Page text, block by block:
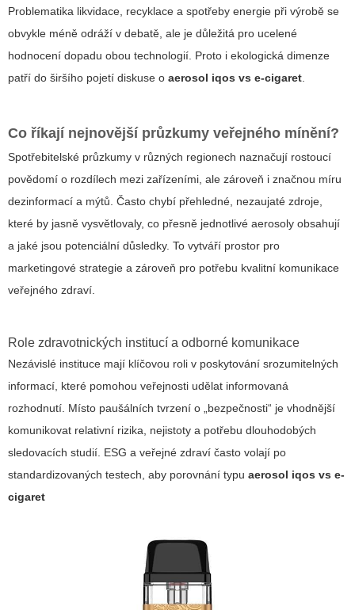
Problematika likvidace, recyklace a spotřeby energie při výrobě se
obvykle méně odráží v debatě, ale je důležitá pro ucelené
hodnocení dopadu obou technologií. Proto i ekologická dimenze
patří do širšího pojetí diskuse o aerosol iqos vs e-cigaret
Co říkají nejnovější průzkumy veřejného mínění?
Spotřebitelské průzkumy v různých regionech naznačují rostoucí
povědomí o rozdílech mezi zařízeními, ale zároveň i značnou míru
dezinformací a mýtů. Často chybí přehledné, nezaujaté zdroje,
které by jasně vysvětlovaly, co přesně jednotlivé aerosoly obsahují
a jaké jsou potenciální důsledky. To vytváří prostor pro
marketingové strategie a zároveň pro potřebu kvalitní komunikace
veřejného zdraví.
Role zdravotnických institucí a odborné komunikace
Nezávislé instituce mají klíčovou roli v poskytování srozumitelných
informací, které pomohou veřejnosti udělat informovaná
rozhodnutí. Místo paušálních tvrzení o „bezpečnosti“ je vhodnější
komunikovat relativní rizika, nejistoty a potřebu dlouhodobých
sledovacích studií. ESG a veřejné zdraví často volají po
standardizovaných testech, aby porovnání typu aerosol iqos vs e-
cigaret